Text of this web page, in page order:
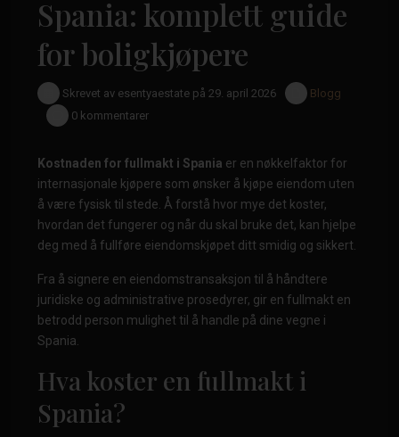
Spania: komplett guide
for boligkjøpere
Skrevet av esentyaestate på 29. april 2026
Blogg
0 kommentarer
Kostnaden for fullmakt i Spania er en nøkkelfaktor for
internasjonale kjøpere som ønsker å kjøpe eiendom uten
å være fysisk til stede. Å forstå hvor mye det koster,
hvordan det fungerer og når du skal bruke det, kan hjelpe
deg med å fullføre eiendomskjøpet ditt smidig og sikkert.
Fra å signere en eiendomstransaksjon til å håndtere
juridiske og administrative prosedyrer, gir en fullmakt en
betrodd person mulighet til å handle på dine vegne i
Spania.
Hva koster en fullmakt i
Spania?